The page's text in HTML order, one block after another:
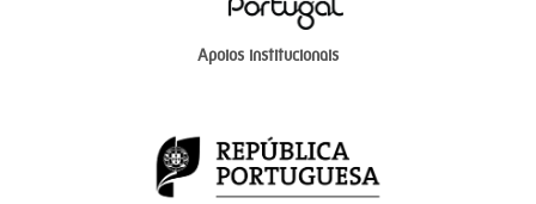
Apoios institucionais